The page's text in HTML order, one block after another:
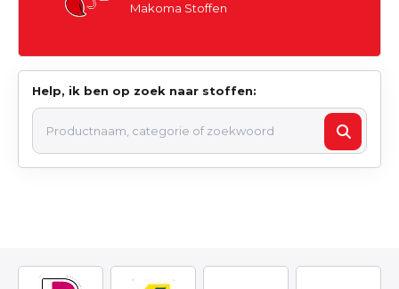
Makoma Stoffen
Help, ik ben op zoek naar stoffen: